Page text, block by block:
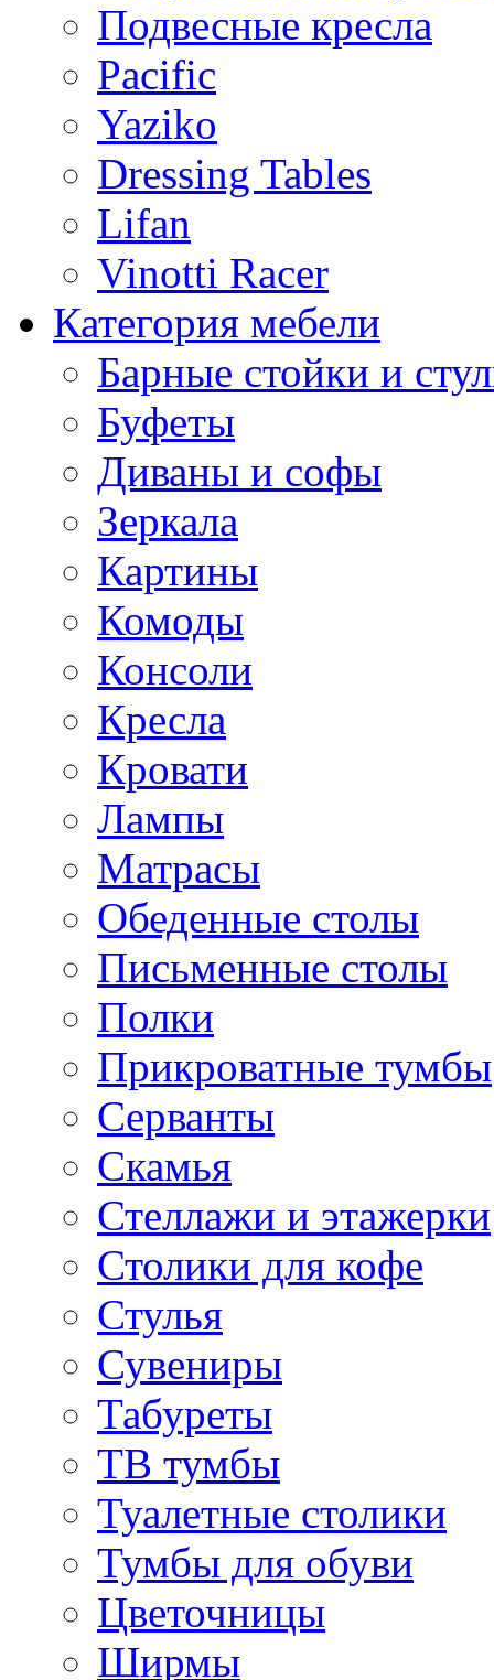
Подвесные кресла
Pacific
Yaziko
Dressing Tables
Lifan
Vinotti Racer
Категория мебели
Барные стойки и
Буфеты
Диваны и софы
Зеркала
Картины
Комоды
Консоли
Кресла
Кровати
Лампы
Матрасы
Обеденные столы
Письменные столы
Полки
Прикроватные тумбы
Серванты
Скамья
Стеллажи и этажерки
Столики для кофе
Стулья
Сувениры
Табуреты
ТВ тумбы
Туалетные столики
Тумбы для обуви
Цветочницы
Ширмы